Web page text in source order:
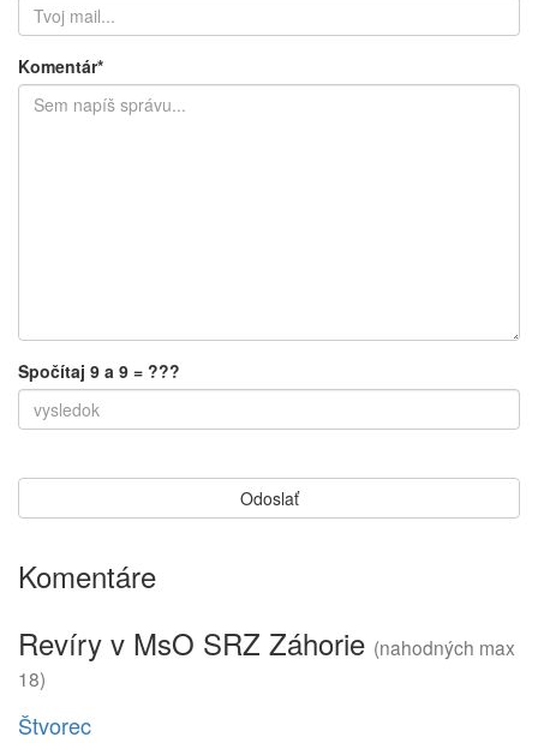
Komentár*
Spočítaj 9 a 9 = ???
Komentáre
Revíry v MsO SRZ Záhorie (nahodných max
18)
Štvorec